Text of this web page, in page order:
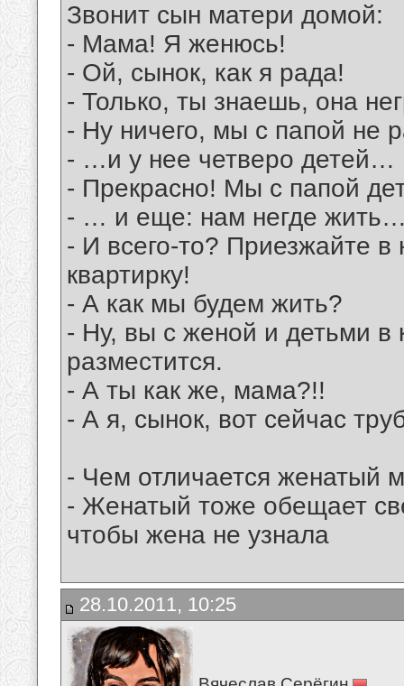
Звонит сын матери домой:
- Мама! Я женюсь!
- Ой, сынок, как я рада!
- Только, ты знаешь, она
- Ну ничего, мы с папой не
- …и у нее четверо детей…
- Прекрасно! Мы с папой
- … и еще: нам негде
- И всего-то? Приезжайте
квартирку!
- А как мы будем жить?
- Ну, вы с женой и детьми в
разместится.
- А ты как же, мама?!!
- А я, сынок, вот сейчас
- Чем отличается женатый
- Женатый тоже обещает
чтобы жена не узнала
28.10.2011, 10:25